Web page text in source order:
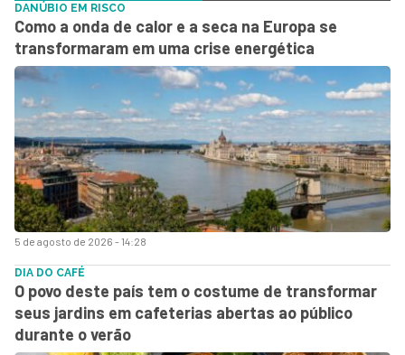
5 de agosto de 2026 - 14:28
DANÚBIO EM RISCO
Como a onda de calor e a seca na Europa se
transformaram em uma crise energética
DIA DO CAFÉ
O povo deste país tem o costume de transformar
seus jardins em cafeterias abertas ao público
durante o verão